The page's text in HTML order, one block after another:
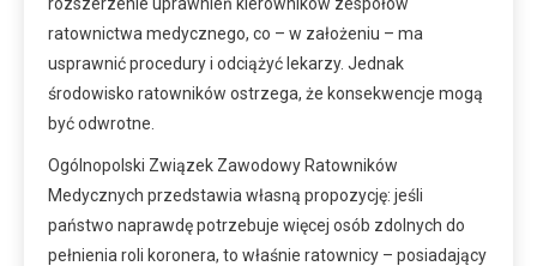
ratownictwa medycznego, co – w założeniu – ma
usprawnić procedury i odciążyć lekarzy. Jednak
środowisko ratowników ostrzega, że konsekwencje mogą
być odwrotne.
Ogólnopolski Związek Zawodowy Ratowników
Medycznych przedstawia własną propozycję: jeśli
państwo naprawdę potrzebuje więcej osób zdolnych do
pełnienia roli koronera, to właśnie ratownicy – posiadający